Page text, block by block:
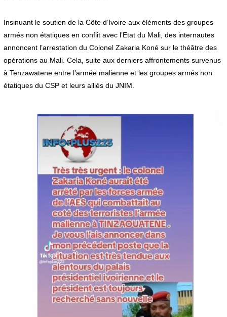
2
Insinuant le soutien de la Côte d’Ivoire aux éléments des groupes
armés non étatiques en conflit avec l’Etat du Mali, des internautes
annoncent l’arrestation du Colonel Zakaria Koné sur le théâtre des
opérations au Mali. Cela, suite aux derniers affrontements survenus
à Tenzawatene entre l’armée malienne et les groupes armés non
étatiques du CSP et leurs alliés du JNIM.